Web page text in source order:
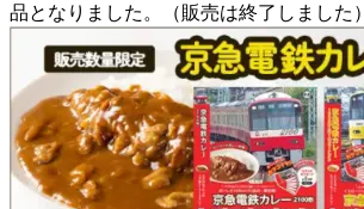
品となりました。（販売は終了しました）